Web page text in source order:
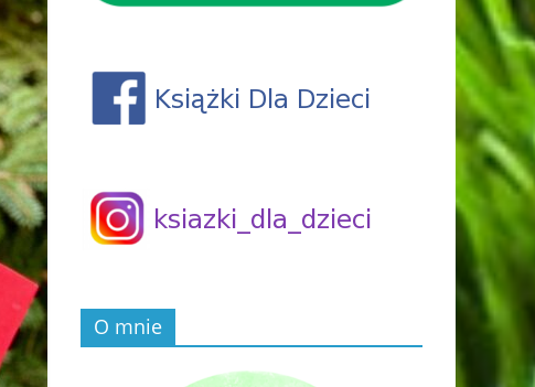
O mnie